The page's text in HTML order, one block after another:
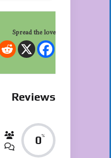
Spread the love
Reviews
0%